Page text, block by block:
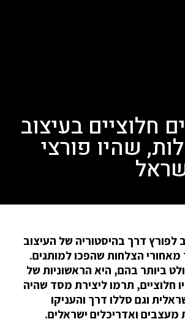
חלוציים בעיצוב
שהיו פורצי
לפורץ דרך בהיסטוריה של העיצוב
הצלחות שהפכו למותגים.
ביותר בהם, היא הראשוניות של
חלוציים, תרמו ליצירת מסד שהיה
וגם סללו דרך והעניקו
ואדריכלים ישראלים.